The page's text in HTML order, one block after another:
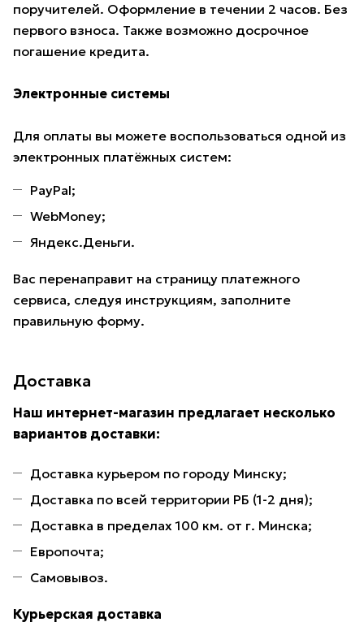
поручителей. Оформление в течении 2 часов. Без
первого взноса. Также возможно досрочное
погашение кредита.
Электронные системы
Для оплаты вы можете воспользоваться одной из
электронных платёжных систем:
PayPal;
WebMoney;
Яндекс.Деньги.
Вас перенаправит на страницу платежного
сервиса, следуя инструкциям, заполните
правильную форму.
Доставка
Наш интернет-магазин предлагает несколько
вариантов доставки:
Доставка курьером по городу Минску;
Доставка по всей территории РБ (1-2 дня);
Доставка в пределах 100 км. от г. Минска;
Европочта;
Самовывоз.
Курьерская доставка